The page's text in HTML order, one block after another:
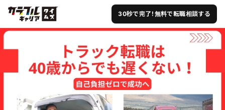
30秒で完了！無料で転職相談する